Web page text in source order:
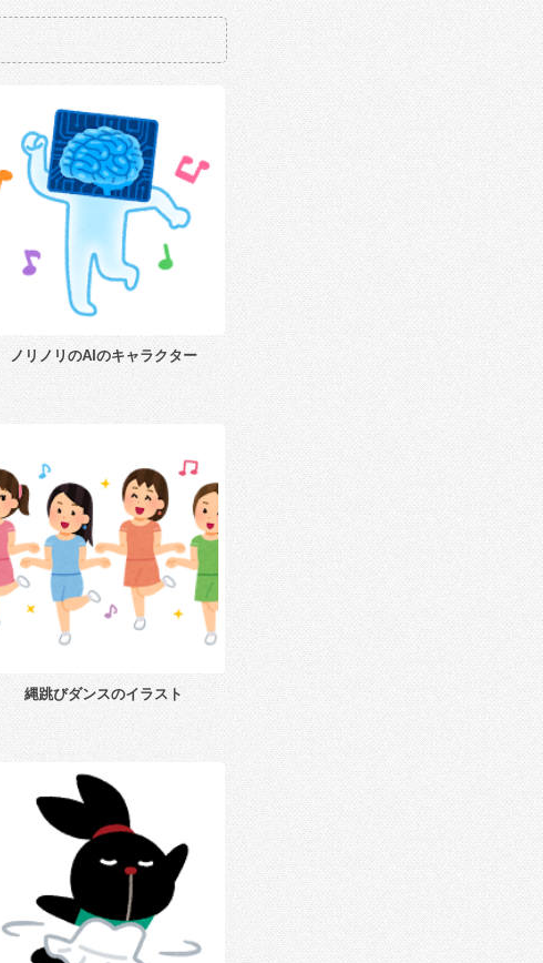
ノリノリのAIのキャラクター
縄跳びダンスのイラスト